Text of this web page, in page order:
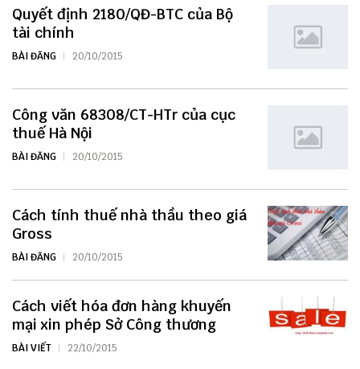
Quyết định 2180/QĐ-BTC của Bộ
tài chính
BÀI ĐĂNG 20/10/2015
Công văn 68308/CT-HTr của cục
thuế Hà Nội
BÀI ĐĂNG 20/10/2015
Cách tính thuế nhà thầu theo giá
Gross
BÀI ĐĂNG 20/10/2015
Cách viết hóa đơn hàng khuyến
mại xin phép Sở Công thương
BÀI VIẾT 22/10/2015